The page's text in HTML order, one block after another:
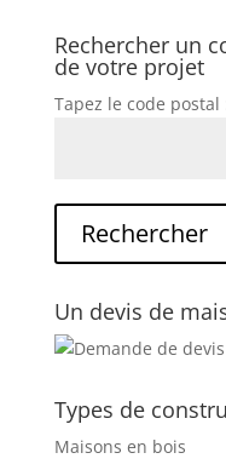
Rechercher un
de votre projet
Tapez le code postal
Un devis de
Types de
Maisons en bois